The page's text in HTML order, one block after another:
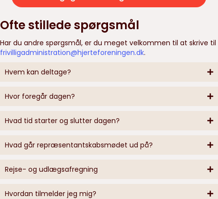
Ofte stillede spørgsmål
Har du andre spørgsmål, er du meget velkommen til at skrive til
frivilligadministration@hjerteforeningen.dk.
Hvem kan deltage?
Hvor foregår dagen?
Hvad tid starter og slutter dagen?
Hvad går repræsentantskabsmødet ud på?
Rejse- og udlægsafregning
Hvordan tilmelder jeg mig?